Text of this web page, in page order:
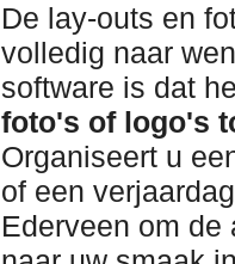
De lay-outs en
volledig naar
software is dat
foto's of logo's
Organiseert u
of een
Ederveen om